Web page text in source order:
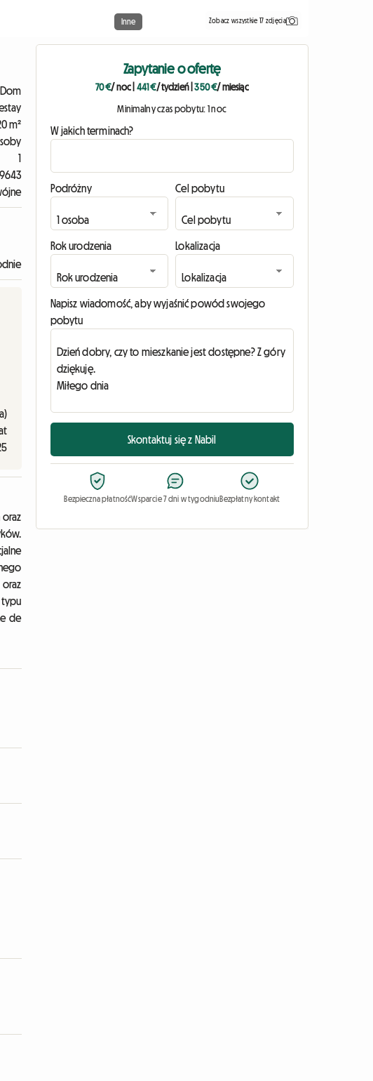
Inne Zobacz wszystkie 17 zdjęcia
Dom
m²
1
typu
de
Zapytanie o ofertę
70 €/ noc 441 €/ tydzień|350 €/ miesiąc
Minimalny czas pobytu: 1 noc
W jakich terminach?
Podróżny Cel pobytu
Rok urodzenia Lokalizacja
Napisz wiadomość, aby wyjaśnić powód swojego
pobytu
Skontaktuj się z Nabil
Bezpieczna płatnośćWsparcie 7 dni w tygodniuBezpłatny kontakt